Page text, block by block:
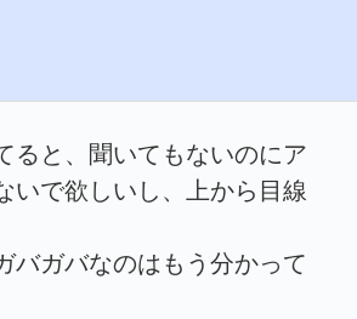
ると、聞いてもないのにア
いで欲しいし、上から目線
バガバなのはもう分かって